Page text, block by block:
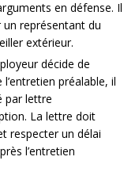
en défense. Il
représentant du
extérieur.
décide de
préalable, il
par lettre
La lettre doit
respecter un délai
l’entretien